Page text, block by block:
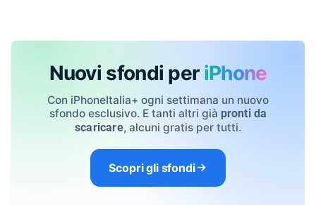
Nuovi sfondi per iPhone
Con iPhoneItalia+ ogni settimana un nuovo
sfondo esclusivo. E tanti altri già pronti da
scaricare, alcuni gratis per tutti.
Scopri gli sfondi